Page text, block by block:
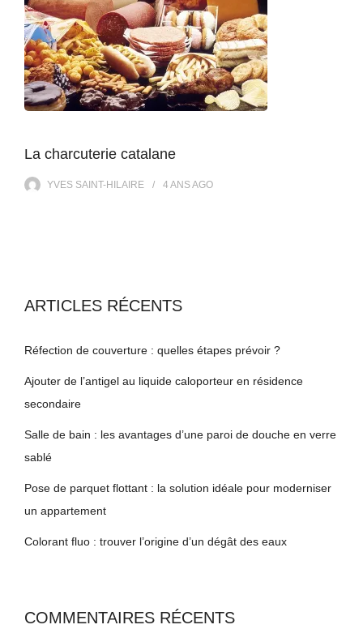
La charcuterie catalane
YVES SAINT-HILAIRE 4 ANSAGO
ARTICLES RÉCENTS
Réfection de couverture : quelles étapes prévoir ?
Ajouter de l’antigel au liquide caloporteur en résidence
secondaire
Salle de bain : les avantages d’une paroi de douche en verre
sablé
Pose de parquet flottant : la solution idéale pour moderniser
un appartement
Colorant fluo : trouver l’origine d’un dégât des eaux
COMMENTAIRES RÉCENTS